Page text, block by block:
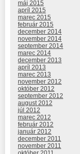
máj 2015
apríl 2015
marec 2015
február 2015
december 2014
november 2014
september 2014
marec 2014
december 2013
apríl 2013
marec 2013
november 2012
október 2012
september 2012
august 2012
júl 2012
marec 2012
február 2012
január 2012
december 2011
november 2011